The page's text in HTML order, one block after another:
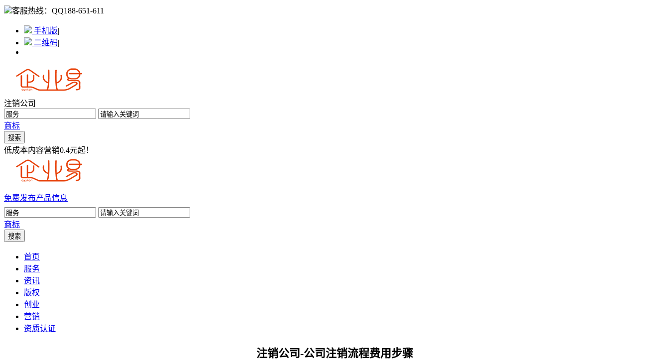
客服热线： QQ188-651-611
手机版|
二维码|
注销公司
商标
低成本内容营销0.4元起！
免费发布产品信息
商标
首页
服务
资讯
版权
创业
营销
资质认证
注销公司-公司注销流程费用步骤